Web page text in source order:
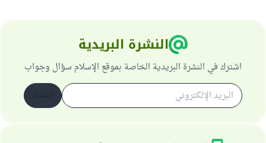
النشرة البريدية
اشترك في النشرة البريدية الخاصة بموقع الإسلام سؤال وجواب